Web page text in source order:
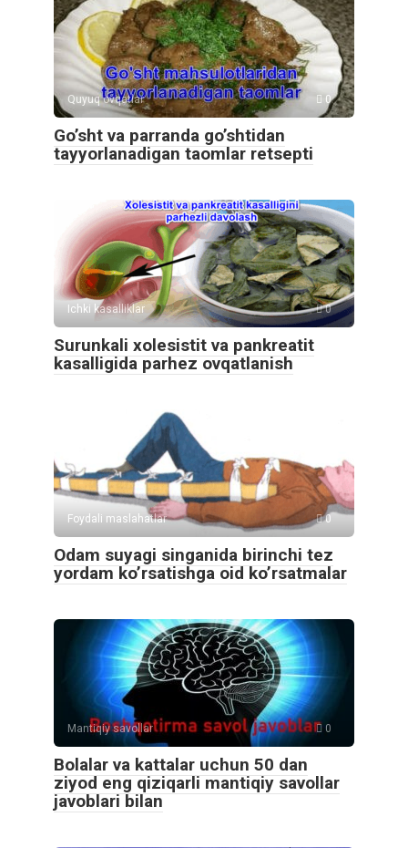
Quyuq ovqatlar 0
Go’sht va parranda go’shtidan
tayyorlanadigan taomlar retsepti
Ichki kasalliklar 0
Surunkali xolesistit va pankreatit
kasalligida parhez ovqatlanish
Foydali maslahatlar 0
Odam suyagi singanida birinchi tez
yordam ko’rsatishga oid ko’rsatmalar
Mantiqiy savollar 0
Bolalar va kattalar uchun 50 dan
ziyod eng qiziqarli mantiqiy savollar
javoblari bilan